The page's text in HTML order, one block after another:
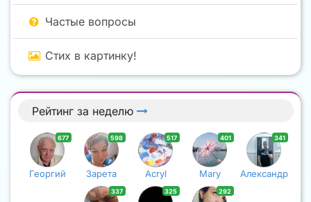
Частые вопросы
Стих в картинку!
Рейтинг за неделю
677
Георгий
598
Зарета
517
Acryl
401
Mary
341
Александр
337 325 292